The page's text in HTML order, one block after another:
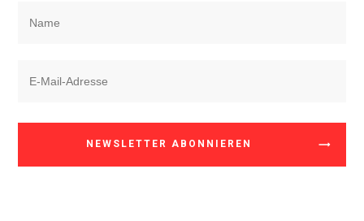
NEWSLETTER ABONNIEREN